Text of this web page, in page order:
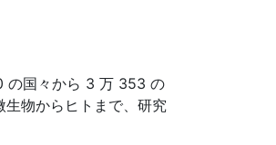
の国々から 3 万 353 の
物からヒトまで、研究